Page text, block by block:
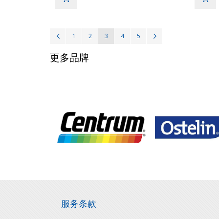
页面
上一步
页面
1 页面
2 您当前正在阅读页
3 页面
4 页面
5
更多品牌
服务条款